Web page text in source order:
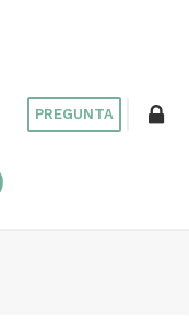
PREGUNTA